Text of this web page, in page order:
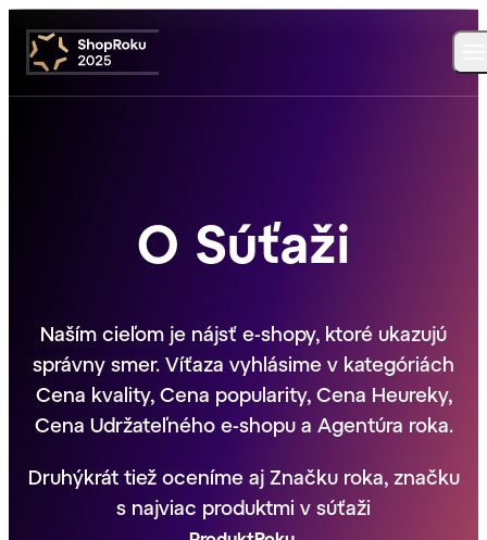
O Súťaži
Naším cieľom je nájsť e-shopy, ktoré ukazujú
správny smer. Víťaza vyhlásime v kategóriách
Cena kvality, Cena popularity, Cena Heureky,
Cena Udržateľného e-shopu a Agentúra roka.
Druhýkrát tiež oceníme aj Značku roka, značku
s najviac produktmi v súťaži